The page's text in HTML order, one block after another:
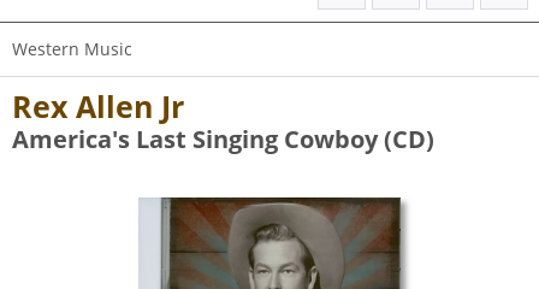
Western Music
Rex Allen Jr
America's Last Singing Cowboy (CD)